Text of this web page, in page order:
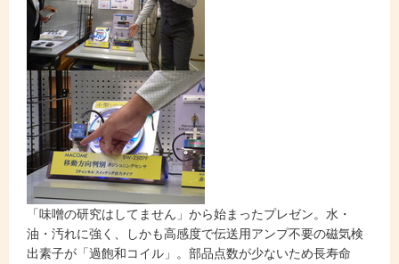
「味噌の研究はしてません」から始まったプレゼン。水・
油・汚れに強く、しかも高感度で伝送用アンプ不要の磁気検
出素子が「過飽和コイル」。部品点数が少ないため長寿命